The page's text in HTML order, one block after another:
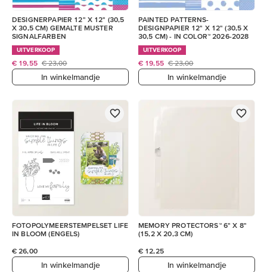
DESIGNERPAPIER 12" X 12" (30,5
X 30,5 CM) GEMALTE MUSTER
SIGNALFARBEN
UITVERKOOP
€ 19,55 € 23,00
In winkelmandje
PAINTED PATTERNS-
DESIGNPAPIER 12" X 12" (30,5 X
30,5 CM) - IN COLOR™ 2026-2028
UITVERKOOP
€ 19,55 € 23,00
In winkelmandje
FOTOPOLYMEERSTEMPELSET LIFE
IN BLOOM (ENGELS)
€ 26,00
In winkelmandje
MEMORY PROTECTORS™ 6" X 8"
(15,2 X 20,3 CM)
€ 12,25
In winkelmandje